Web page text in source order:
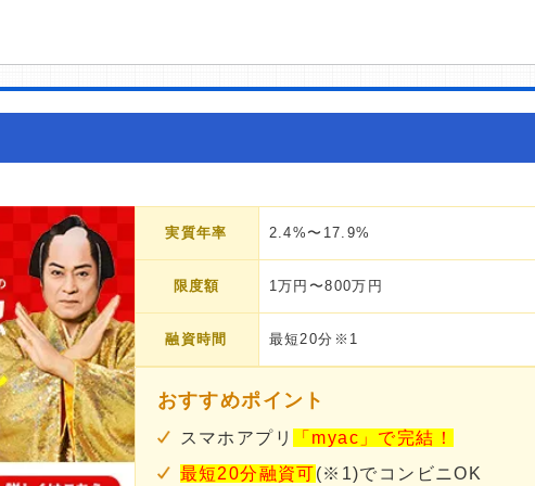
実質年率 2.4%〜17.9%
限度額 1万円〜800万円
融資時間 最短20分※1
おすすめポイント
スマホアプリ
「myac」で完結！
最短20分融資可(※1)でコンビニOK